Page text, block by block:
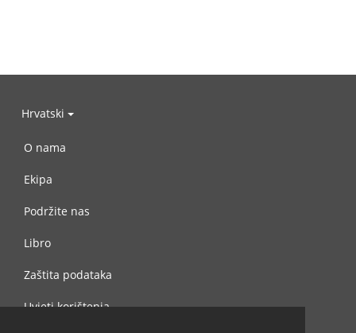
Hrvatski
O nama
Ekipa
Podržite nas
Libro
Zaštita podataka
Uvjeti korištenja